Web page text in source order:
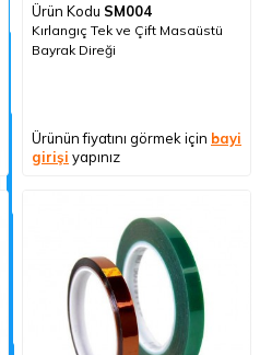
Ürün Kodu SM004
Kırlangıç Tek ve Çift Masaüstü
Bayrak Direği
Ürünün fiyatını görmek için bayi
girişi yapınız